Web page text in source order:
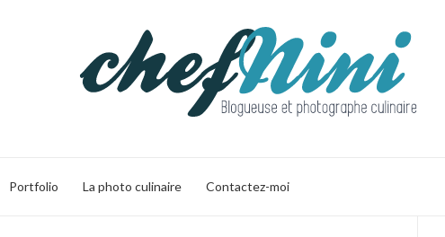
Portfolio La photo culinaire Contactez-moi